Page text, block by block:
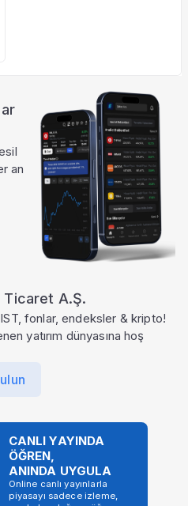
an
Ticaret A.Ş.
fonlar, endeksler & kripto!
yatırım dünyasına hoş
CANLI YAYINDA
ÖĞREN,
ANINDA UYGULA
Online canlı yayınlarla
piyasayı sadece izleme,